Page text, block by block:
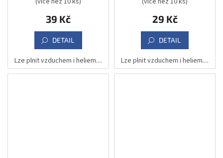
39 Kč
DETAIL
Lze plnit vzduchem i heliem....
29 Kč
DETAIL
Lze plnit vzduchem i heliem....